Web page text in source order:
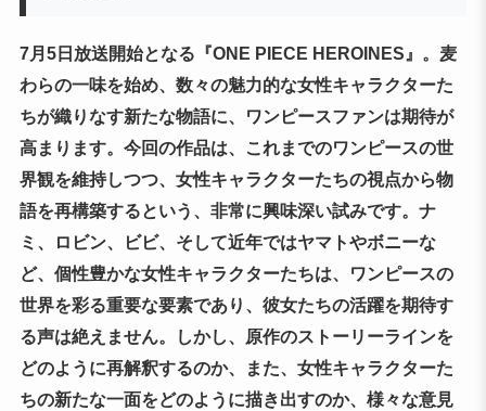
7月5日放送開始となる『ONE PIECE HEROINES』。麦
わらの一味を始め、数々の魅力的な女性キャラクターた
ちが織りなす新たな物語に、ワンピースファンは期待が
高まります。今回の作品は、これまでのワンピースの世
界観を維持しつつ、女性キャラクターたちの視点から物
語を再構築するという、非常に興味深い試みです。ナ
ミ、ロビン、ビビ、そして近年ではヤマトやボニーな
ど、個性豊かな女性キャラクターたちは、ワンピースの
世界を彩る重要な要素であり、彼女たちの活躍を期待す
る声は絶えません。しかし、原作のストーリーラインを
どのように再解釈するのか、また、女性キャラクターた
ちの新たな一面をどのように描き出すのか、様々な意見